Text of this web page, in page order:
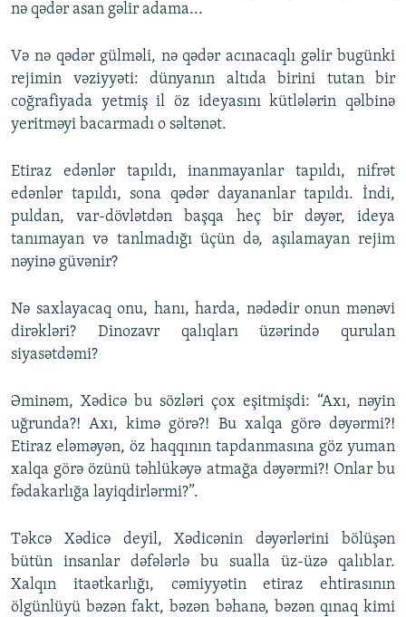
nə qədər asan gəlir adama...
Və nə qədər gülməli, nə qədər acınacaqlı gəlir bugünki
rejimin vəziyyəti: dünyanın altıda birini tutan bir
coğrafiyada yetmiş il öz ideyasını kütlələrin qəlbinə
yeritməyi bacarmadı o səltənət.
Etiraz edənlər tapıldı, inanmayanlar tapıldı, nifrət
edənlər tapıldı, sona qədər dayananlar tapıldı. İndi,
puldan, var-dövlətdən başqa heç bir dəyər, ideya
tanımayan və tanlmadığı üçün də, aşılamayan rejim
nəyinə güvənir?
Nə saxlayacaq onu, hanı, harda, nədədir onun mənəvi
dirəkləri? Dinozavr qalıqları üzərində qurulan
siyasətdəmi?
Əminəm, Xədicə bu sözləri çox eşitmişdi: “Axı, nəyin
uğrunda?! Axı, kimə görə?! Bu xalqa görə dəyərmi?!
Etiraz eləməyən, öz haqqının tapdanmasına göz yuman
xalqa görə özünü təhlükəyə atmağa dəyərmi?! Onlar bu
fədakarlığa layiqdirlərmi?”.
Təkcə Xədicə deyil, Xədicənin dəyərlərini bölüşən
bütün insanlar dəfələrlə bu sualla üz-üzə qalıblar.
Xalqın itaətkarlığı, cəmiyyətin etiraz ehtirasının
ölgünlüyü bəzən fakt, bəzən bəhanə, bəzən qınaq kimi